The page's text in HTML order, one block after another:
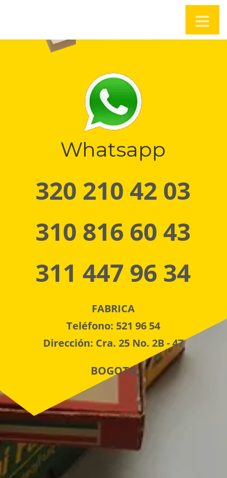
Whatsapp
320 210 42 03
310 816 60 43
311 447 96 34
FABRICA
Teléfono: 521 96 54
Dirección: Cra. 25 No. 2B - 47
BOGOTA